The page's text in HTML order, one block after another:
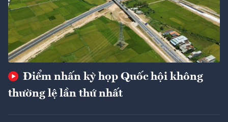
Điểm nhấn kỳ họp Quốc hội không
thường lệ lần thứ nhất